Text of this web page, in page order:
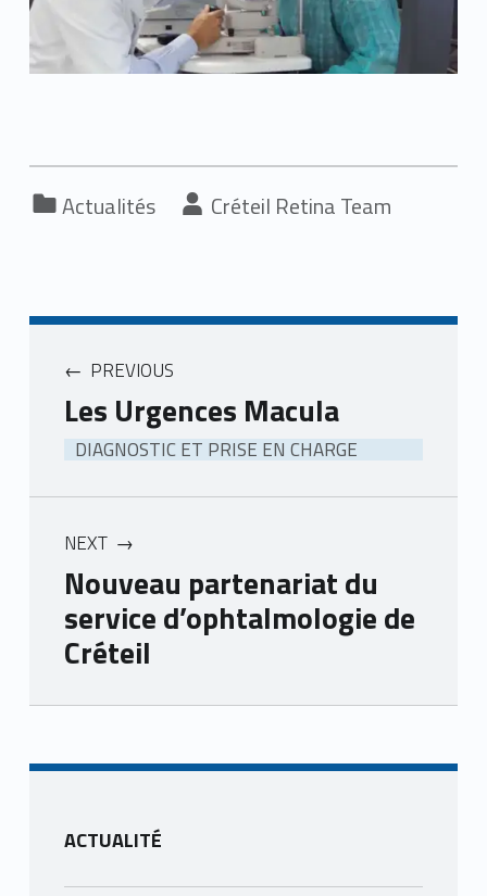
Categorized in:
Actualités Written by:
Créteil Retina Team
PREVIOUS
Les Urgences Macula
DIAGNOSTIC ET PRISE EN CHARGE
NEXT
Nouveau partenariat du
service d’ophtalmologie de
Créteil
Skip back to main navigation
ACTUALITÉ